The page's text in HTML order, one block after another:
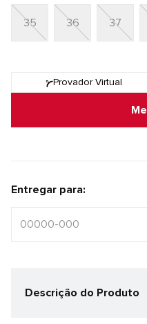
35 36 37
Provador Virtual
Entregar para:
Descrição do Produto